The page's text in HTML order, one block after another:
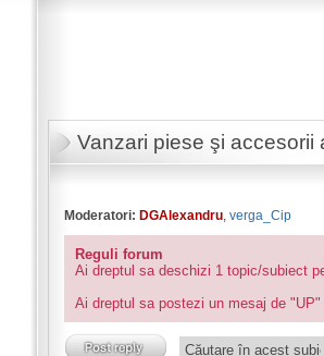
Vanzari piese şi accesorii
Moderatori: DGAlexandru, verga_Cip
Reguli forum
Ai dreptul sa deschizi 1 topic/subiect
Ai dreptul sa postezi un mesaj de